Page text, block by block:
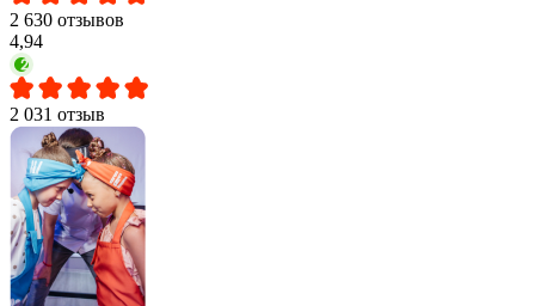
2 630 отзывов
4,94
2 031 отзыв